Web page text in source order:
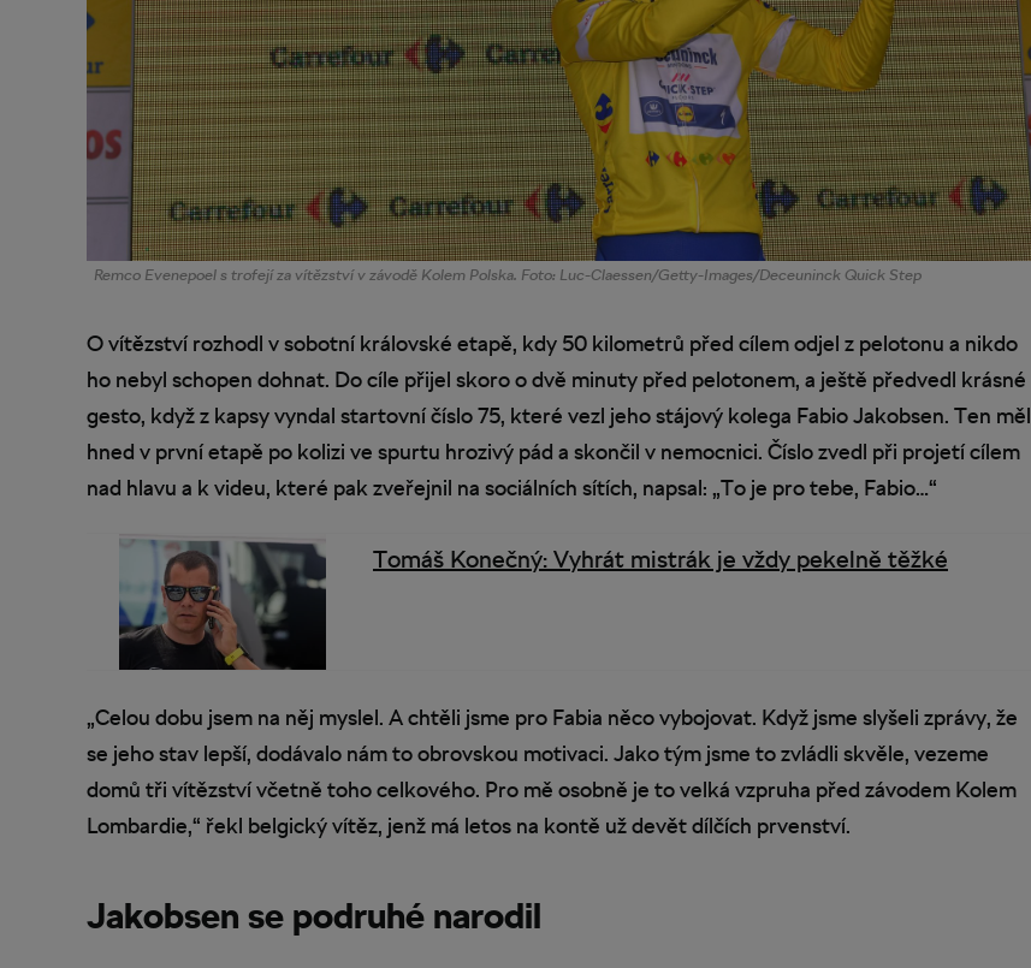
Remco Evenepoel s trofejí za vítězství v závodě Kolem Polska. Foto: Luc-Claessen/Getty-Images/Deceuninck Quick Step
O vítězství rozhodl v sobotní královské etapě, kdy 50 kilometrů před cílem odjel z pelotonu a nikdo
ho nebyl schopen dohnat. Do cíle přijel skoro o dvě minuty před pelotonem, a ještě předvedl krásné
gesto, když z kapsy vyndal startovní číslo 75, které vezl jeho stájový kolega Fabio Jakobsen. Ten měl
hned v první etapě po kolizi ve spurtu hrozivý pád a skončil v nemocnici. Číslo zvedl při projetí cílem
nad hlavu a k videu, které pak zveřejnil na sociálních sítích, napsal: „To je pro tebe, Fabio…“
Tomáš Konečný: Vyhrát mistrák je vždy pekelně těžké
„Celou dobu jsem na něj myslel. A chtěli jsme pro Fabia něco vybojovat. Když jsme slyšeli zprávy, že
se jeho stav lepší, dodávalo nám to obrovskou motivaci. Jako tým jsme to zvládli skvěle, vezeme
domů tři vítězství včetně toho celkového. Pro mě osobně je to velká vzpruha před závodem Kolem
Lombardie,“ řekl belgický vítěz, jenž má letos na kontě už devět dílčích prvenství.
Jakobsen se podruhé narodil